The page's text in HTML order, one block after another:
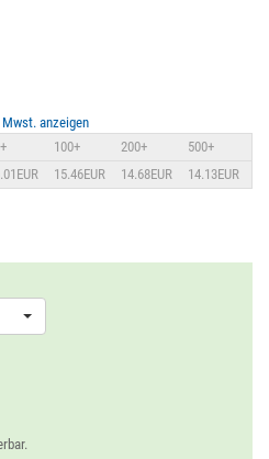
anzeigen
100+ 200+
500+
15.46EUR 14.68EUR 14.13EUR